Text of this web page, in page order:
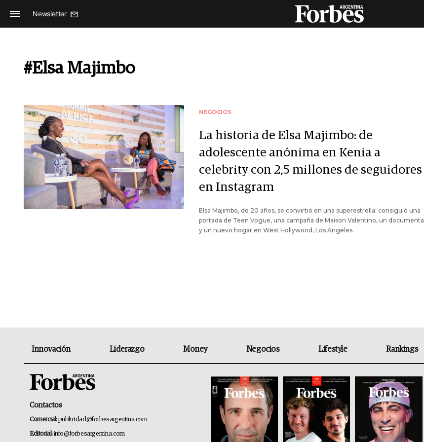
Newsletter
#Elsa Majimbo
NEGOCIOS
La historia de Elsa Majimbo: de
adolescente anónima en Kenia a
celebrity con 2,5 millones de seguidores
en Instagram
Elsa Majimbo, de 20 años, se convirtió en una superestrella: consiguió una
portada de Teen Vogue, una campaña de Maison Valentino, un documental
y un nuevo hogar en West Hollywood, Los Ángeles.
Innovación Liderazgo Money Negocios Lifestyle Rankings
Contactos
Comercial:publicidad@forbesargentina.com
Editorial:info@forbesargentina.com